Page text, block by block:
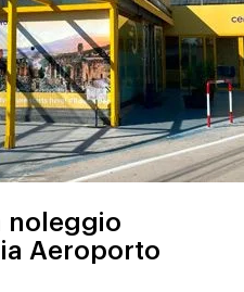
noleggio
Aeroporto